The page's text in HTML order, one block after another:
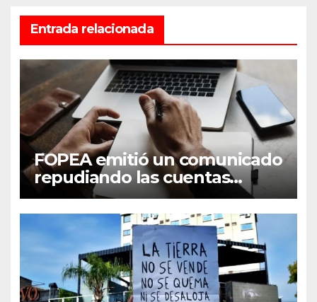
Entrada relacionada
FOPEA emitió un comunicado
repudiando las cuentas
pseudo periodísticas de
Instagram en Mar del Plata